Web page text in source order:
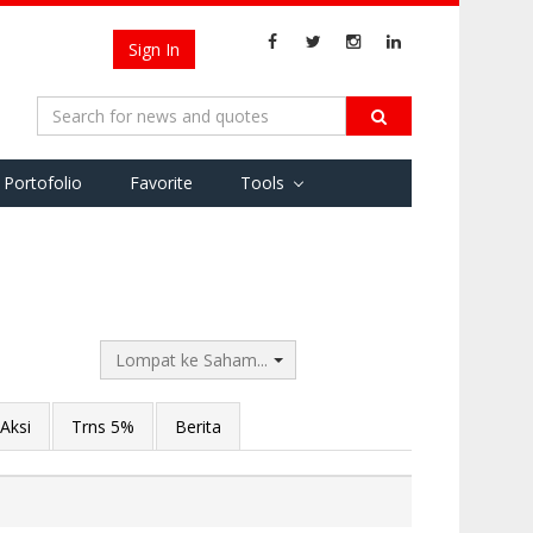
Sign In
Portofolio Favorite Tools
Lompat ke Saham...
Aksi Trns 5% Berita